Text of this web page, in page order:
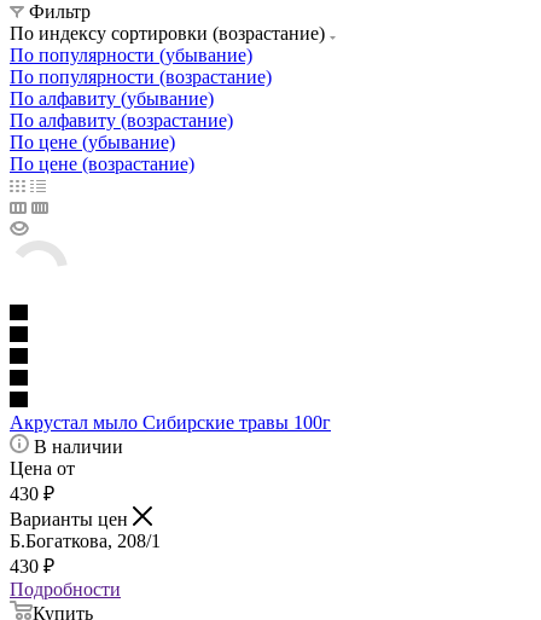
Фильтр
По индексу сортировки (возрастание)
По популярности (убывание)
По популярности (возрастание)
По алфавиту (убывание)
По алфавиту (возрастание)
По цене (убывание)
По цене (возрастание)
Акрустал мыло Сибирские травы 100г
В наличии
Цена от
430 ₽
Варианты цен
Б.Богаткова, 208/1
430 ₽
Подробности
Купить